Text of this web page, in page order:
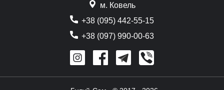
м. Ковель
+38 (095) 442-55-15
+38 (097) 990-00-63